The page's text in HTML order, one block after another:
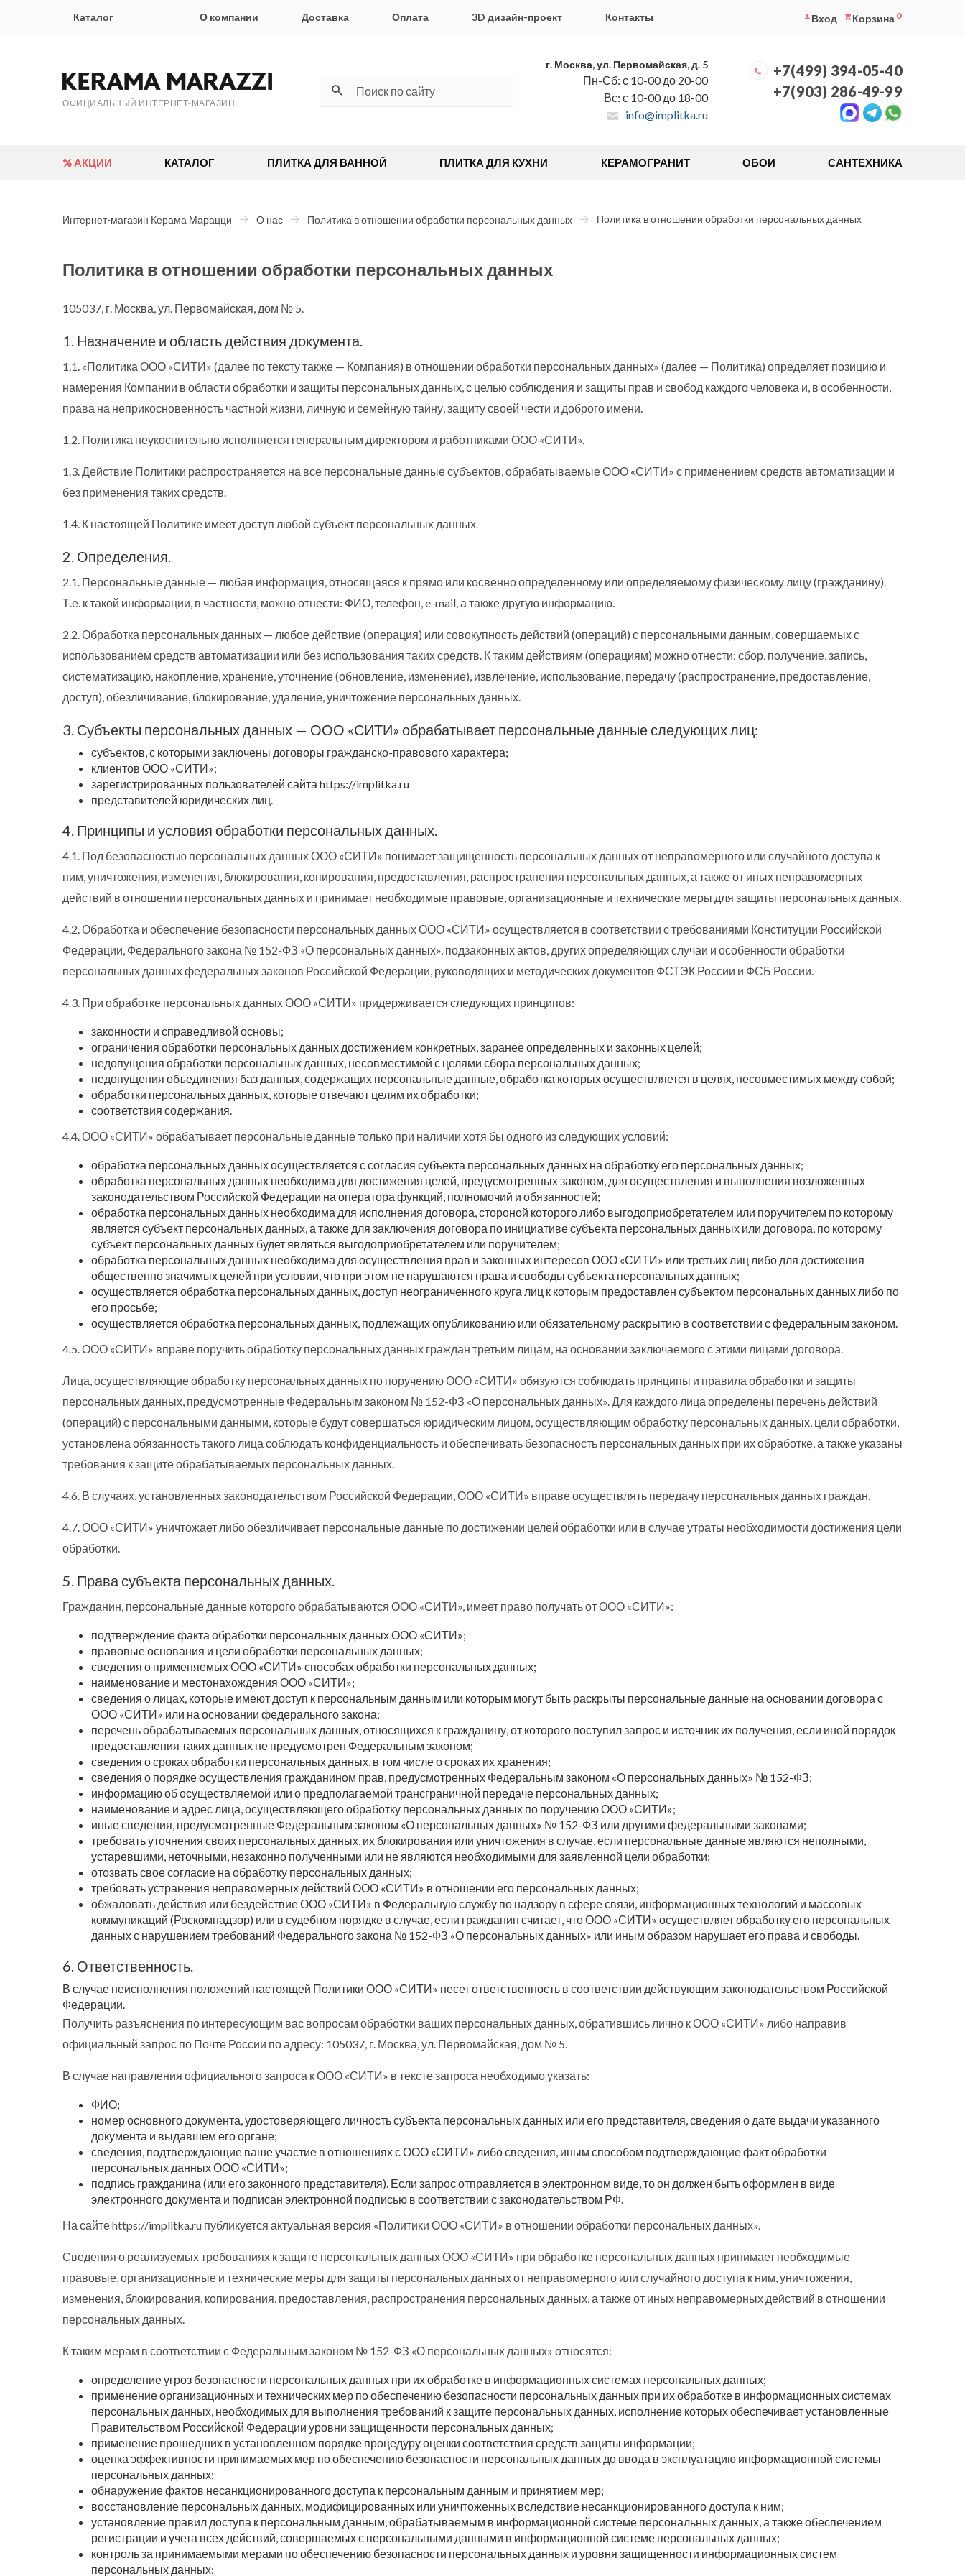
Каталог О компании Доставка Оплата 3D дизайн-проект Контакты Вход Корзина 0
ОФИЦИАЛЬНЫЙ ИНТЕРНЕТ-МАГАЗИН
г. Москва, ул. Первомайская, д. 5
Пн-Сб: с 10-00 до 20-00
Вс: с 10-00 до 18-00
info@implitka.ru
+7(499) 394-05-40
+7(903) 286-49-99
% АКЦИИ КАТАЛОГ ПЛИТКА ДЛЯ ВАННОЙ ПЛИТКА ДЛЯ КУХНИ КЕРАМОГРАНИТ ОБОИ САНТЕХНИКА
Интернет-магазин Керама Марацци О нас Политика в отношении обработки персональных данных Политика в отношении обработки персональных данных
Политика в отношении обработки персональных данных
105037, г. Москва, ул. Первомайская, дом № 5.
1. Назначение и область действия документа.
1.1. «Политика ООО «СИТИ» (далее по тексту также — Компания) в отношении обработки персональных данных» (далее — Политика) определяет позицию и
намерения Компании в области обработки и защиты персональных данных, с целью соблюдения и защиты прав и свобод каждого человека и, в особенности,
права на неприкосновенность частной жизни, личную и семейную тайну, защиту своей чести и доброго имени.
1.2. Политика неукоснительно исполняется генеральным директором и работниками ООО «СИТИ».
1.3. Действие Политики распространяется на все персональные данные субъектов, обрабатываемые ООО «СИТИ» с применением средств автоматизации и
без применения таких средств.
1.4. К настоящей Политике имеет доступ любой субъект персональных данных.
2. Определения.
2.1. Персональные данные — любая информация, относящаяся к прямо или косвенно определенному или определяемому физическому лицу (гражданину).
Т.е. к такой информации, в частности, можно отнести: ФИО, телефон, e-mail, а также другую информацию.
2.2. Обработка персональных данных — любое действие (операция) или совокупность действий (операций) с персональными данным, совершаемых с
использованием средств автоматизации или без использования таких средств. К таким действиям (операциям) можно отнести: сбор, получение, запись,
систематизацию, накопление, хранение, уточнение (обновление, изменение), извлечение, использование, передачу (распространение, предоставление,
доступ), обезличивание, блокирование, удаление, уничтожение персональных данных.
3. Субъекты персональных данных — ООО «СИТИ» обрабатывает персональные данные следующих лиц:
субъектов, с которыми заключены договоры гражданско-правового характера;
клиентов ООО «СИТИ»;
зарегистрированных пользователей сайта https://implitka.ru
представителей юридических лиц.
4. Принципы и условия обработки персональных данных.
4.1. Под безопасностью персональных данных ООО «СИТИ» понимает защищенность персональных данных от неправомерного или случайного доступа к
ним, уничтожения, изменения, блокирования, копирования, предоставления, распространения персональных данных, а также от иных неправомерных
действий в отношении персональных данных и принимает необходимые правовые, организационные и технические меры для защиты персональных данных.
4.2. Обработка и обеспечение безопасности персональных данных ООО «СИТИ» осуществляется в соответствии с требованиями Конституции Российской
Федерации, Федерального закона № 152-ФЗ «О персональных данных», подзаконных актов, других определяющих случаи и особенности обработки
персональных данных федеральных законов Российской Федерации, руководящих и методических документов ФСТЭК России и ФСБ России.
4.3. При обработке персональных данных ООО «СИТИ» придерживается следующих принципов:
законности и справедливой основы;
ограничения обработки персональных данных достижением конкретных, заранее определенных и законных целей;
недопущения обработки персональных данных, несовместимой с целями сбора персональных данных;
недопущения объединения баз данных, содержащих персональные данные, обработка которых осуществляется в целях, несовместимых между собой;
обработки персональных данных, которые отвечают целям их обработки;
соответствия содержания.
4.4. ООО «СИТИ» обрабатывает персональные данные только при наличии хотя бы одного из следующих условий:
обработка персональных данных осуществляется с согласия субъекта персональных данных на обработку его персональных данных;
обработка персональных данных необходима для достижения целей, предусмотренных законом, для осуществления и выполнения возложенных
законодательством Российской Федерации на оператора функций, полномочий и обязанностей;
обработка персональных данных необходима для исполнения договора, стороной которого либо выгодоприобретателем или поручителем по которому
является субъект персональных данных, а также для заключения договора по инициативе субъекта персональных данных или договора, по которому
субъект персональных данных будет являться выгодоприобретателем или поручителем;
обработка персональных данных необходима для осуществления прав и законных интересов ООО «СИТИ» или третьих лиц либо для достижения
общественно значимых целей при условии, что при этом не нарушаются права и свободы субъекта персональных данных;
осуществляется обработка персональных данных, доступ неограниченного круга лиц к которым предоставлен субъектом персональных данных либо по
его просьбе;
осуществляется обработка персональных данных, подлежащих опубликованию или обязательному раскрытию в соответствии с федеральным законом.
4.5. ООО «СИТИ» вправе поручить обработку персональных данных граждан третьим лицам, на основании заключаемого с этими лицами договора.
Лица, осуществляющие обработку персональных данных по поручению ООО «СИТИ» обязуются соблюдать принципы и правила обработки и защиты
персональных данных, предусмотренные Федеральным законом № 152-ФЗ «О персональных данных». Для каждого лица определены перечень действий
(операций) с персональными данными, которые будут совершаться юридическим лицом, осуществляющим обработку персональных данных, цели обработки,
установлена обязанность такого лица соблюдать конфиденциальность и обеспечивать безопасность персональных данных при их обработке, а также указаны
требования к защите обрабатываемых персональных данных.
4.6. В случаях, установленных законодательством Российской Федерации, ООО «СИТИ» вправе осуществлять передачу персональных данных граждан.
4.7. ООО «СИТИ» уничтожает либо обезличивает персональные данные по достижении целей обработки или в случае утраты необходимости достижения цели
обработки.
5. Права субъекта персональных данных.
Гражданин, персональные данные которого обрабатываются ООО «СИТИ», имеет право получать от ООО «СИТИ»:
подтверждение факта обработки персональных данных ООО «СИТИ»;
правовые основания и цели обработки персональных данных;
сведения о применяемых ООО «СИТИ» способах обработки персональных данных;
наименование и местонахождения ООО «СИТИ»;
сведения о лицах, которые имеют доступ к персональным данным или которым могут быть раскрыты персональные данные на основании договора с
ООО «СИТИ» или на основании федерального закона;
перечень обрабатываемых персональных данных, относящихся к гражданину, от которого поступил запрос и источник их получения, если иной порядок
предоставления таких данных не предусмотрен Федеральным законом;
сведения о сроках обработки персональных данных, в том числе о сроках их хранения;
сведения о порядке осуществления гражданином прав, предусмотренных Федеральным законом «О персональных данных» № 152-ФЗ;
информацию об осуществляемой или о предполагаемой трансграничной передаче персональных данных;
наименование и адрес лица, осуществляющего обработку персональных данных по поручению ООО «СИТИ»;
иные сведения, предусмотренные Федеральным законом «О персональных данных» № 152-ФЗ или другими федеральными законами;
требовать уточнения своих персональных данных, их блокирования или уничтожения в случае, если персональные данные являются неполными,
устаревшими, неточными, незаконно полученными или не являются необходимыми для заявленной цели обработки;
отозвать свое согласие на обработку персональных данных;
требовать устранения неправомерных действий ООО «СИТИ» в отношении его персональных данных;
обжаловать действия или бездействие ООО «СИТИ» в Федеральную службу по надзору в сфере связи, информационных технологий и массовых
коммуникаций (Роскомнадзор) или в судебном порядке в случае, если гражданин считает, что ООО «СИТИ» осуществляет обработку его персональных
данных с нарушением требований Федерального закона № 152-ФЗ «О персональных данных» или иным образом нарушает его права и свободы.
6. Ответственность.
В случае неисполнения положений настоящей Политики ООО «СИТИ» несет ответственность в соответствии действующим законодательством Российской
Федерации.
Получить разъяснения по интересующим вас вопросам обработки ваших персональных данных, обратившись лично к ООО «СИТИ» либо направив
официальный запрос по Почте России по адресу: 105037, г. Москва, ул. Первомайская, дом № 5.
В случае направления официального запроса к ООО «СИТИ» в тексте запроса необходимо указать:
ФИО;
номер основного документа, удостоверяющего личность субъекта персональных данных или его представителя, сведения о дате выдачи указанного
документа и выдавшем его органе;
сведения, подтверждающие ваше участие в отношениях с ООО «СИТИ» либо сведения, иным способом подтверждающие факт обработки
персональных данных ООО «СИТИ»;
подпись гражданина (или его законного представителя). Если запрос отправляется в электронном виде, то он должен быть оформлен в виде
электронного документа и подписан электронной подписью в соответствии с законодательством РФ.
На сайте https://implitka.ru публикуется актуальная версия «Политики ООО «СИТИ» в отношении обработки персональных данных».
Сведения о реализуемых требованиях к защите персональных данных ООО «СИТИ» при обработке персональных данных принимает необходимые
правовые, организационные и технические меры для защиты персональных данных от неправомерного или случайного доступа к ним, уничтожения,
изменения, блокирования, копирования, предоставления, распространения персональных данных, а также от иных неправомерных действий в отношении
персональных данных.
К таким мерам в соответствии с Федеральным законом № 152-ФЗ «О персональных данных» относятся:
определение угроз безопасности персональных данных при их обработке в информационных системах персональных данных;
применение организационных и технических мер по обеспечению безопасности персональных данных при их обработке в информационных системах
персональных данных, необходимых для выполнения требований к защите персональных данных, исполнение которых обеспечивает установленные
Правительством Российской Федерации уровни защищенности персональных данных;
применение прошедших в установленном порядке процедуру оценки соответствия средств защиты информации;
оценка эффективности принимаемых мер по обеспечению безопасности персональных данных до ввода в эксплуатацию информационной системы
персональных данных;
обнаружение фактов несанкционированного доступа к персональным данным и принятием мер;
восстановление персональных данных, модифицированных или уничтоженных вследствие несанкционированного доступа к ним;
установление правил доступа к персональным данным, обрабатываемым в информационной системе персональных данных, а также обеспечением
регистрации и учета всех действий, совершаемых с персональными данными в информационной системе персональных данных;
контроль за принимаемыми мерами по обеспечению безопасности персональных данных и уровня защищенности информационных систем
персональных данных;